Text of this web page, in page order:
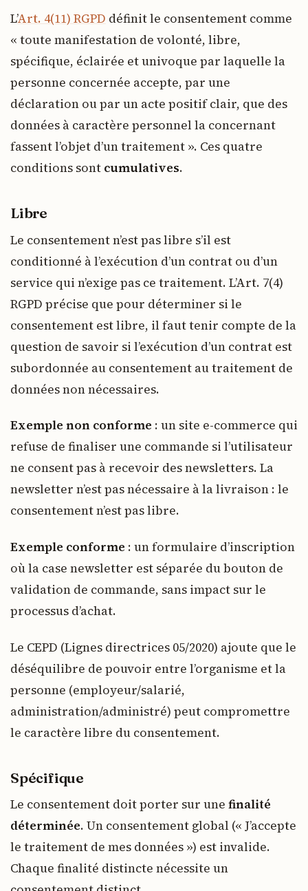
L’Art. 4(11) RGPD définit le consentement comme
« toute manifestation de volonté, libre,
spécifique, éclairée et univoque par laquelle la
personne concernée accepte, par une
déclaration ou par un acte positif clair, que des
données à caractère personnel la concernant
fassent l’objet d’un traitement ». Ces quatre
conditions sont cumulatives.
Libre
Le consentement n’est pas libre s’il est
conditionné à l’exécution d’un contrat ou d’un
service qui n’exige pas ce traitement. L’Art. 7(4)
RGPD précise que pour déterminer si le
consentement est libre, il faut tenir compte de la
question de savoir si l’exécution d’un contrat est
subordonnée au consentement au traitement de
données non nécessaires.
Exemple non conforme : un site e-commerce qui
refuse de finaliser une commande si l’utilisateur
ne consent pas à recevoir des newsletters. La
newsletter n’est pas nécessaire à la livraison : le
consentement n’est pas libre.
Exemple conforme : un formulaire d’inscription
où la case newsletter est séparée du bouton de
validation de commande, sans impact sur le
processus d’achat.
Le CEPD (Lignes directrices 05/2020) ajoute que le
déséquilibre de pouvoir entre l’organisme et la
personne (employeur/salarié,
administration/administré) peut compromettre
le caractère libre du consentement.
Spécifique
Le consentement doit porter sur une finalité
déterminée. Un consentement global (« J’accepte
le traitement de mes données ») est invalide.
Chaque finalité distincte nécessite un